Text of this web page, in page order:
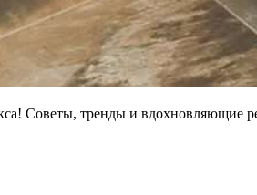
Советы, тренды и вдохновляющие